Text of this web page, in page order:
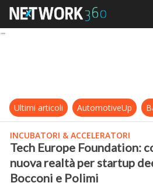
Tech
Ultimi articoli AutomotiveUp
INCUBATORI & ACCELERATORI
Tech Europe Foundation:
nuova realtà per startup
Bocconi e Polimi